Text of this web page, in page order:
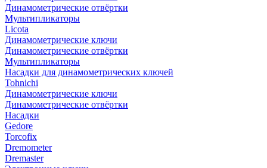
Динамометрические отвёртки
Мультипликаторы
Licota
Динамометрические ключи
Динамометрические отвёртки
Мультипликаторы
Насадки для динамометрических ключей
Tohnichi
Динамометрические ключи
Динамометрические отвёртки
Насадки
Gedore
Torcofix
Dremometer
Dremaster